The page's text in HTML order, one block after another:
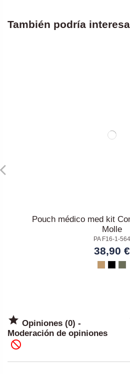
También podría
Pouch médico med kit
Molle
PA F16-1-564
38,90 €
 Opiniones (0) -
Moderación de opiniones
